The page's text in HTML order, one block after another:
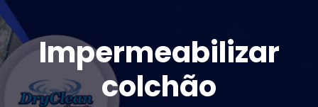
Impermeabilizar
colchão